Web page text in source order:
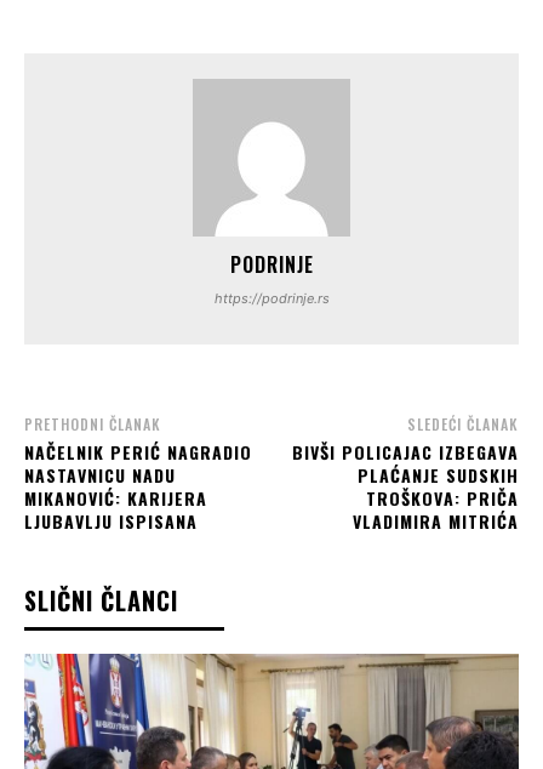
PODRINJE
https://podrinje.rs
PRETHODNI ČLANAK
NAČELNIK PERIĆ NAGRADIO
NASTAVNICU NADU
MIKANOVIĆ: KARIJERA
LJUBAVLJU ISPISANA
SLEDEĆI ČLANAK
BIVŠI POLICAJAC IZBEGAVA
PLAĆANJE SUDSKIH
TROŠKOVA: PRIČA
VLADIMIRA MITRIĆA
SLIČNI ČLANCI